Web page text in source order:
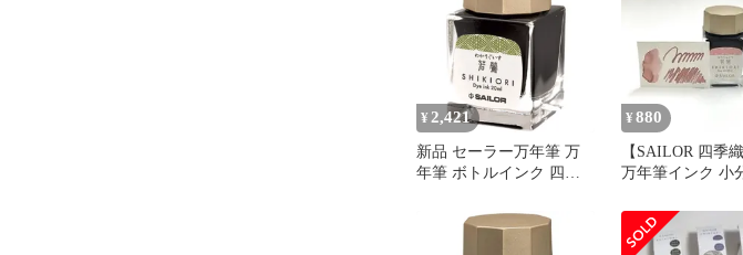
¥ 2,421
新品 セーラー万年筆 万
年筆 ボトルインク 四季
1008-211
¥ 880
【SAILOR 四季
万年筆インク 小